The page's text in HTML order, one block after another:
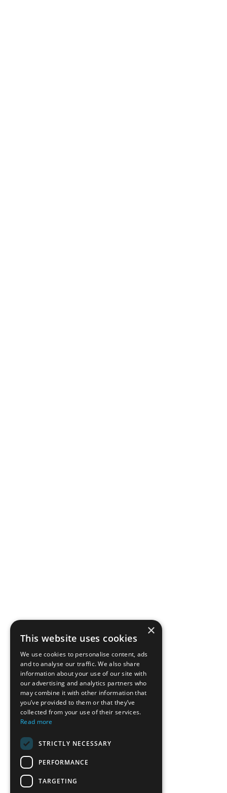
×
This website uses cookies
We use cookies to personalise content, ads
and to analyse our traffic. We also share
information about your use of our site with
our advertising and analytics partners who
may combine it with other information that
you’ve provided to them or that they’ve
collected from your use of their services.
Read more
STRICTLY NECESSARY
PERFORMANCE
TARGETING